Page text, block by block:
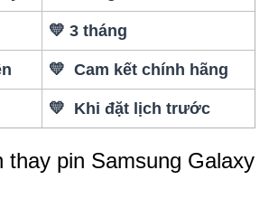
💛 3 tháng
💛 Cam kết chính hãng
💛 Khi đặt lịch trước
thay pin Samsung Galaxy